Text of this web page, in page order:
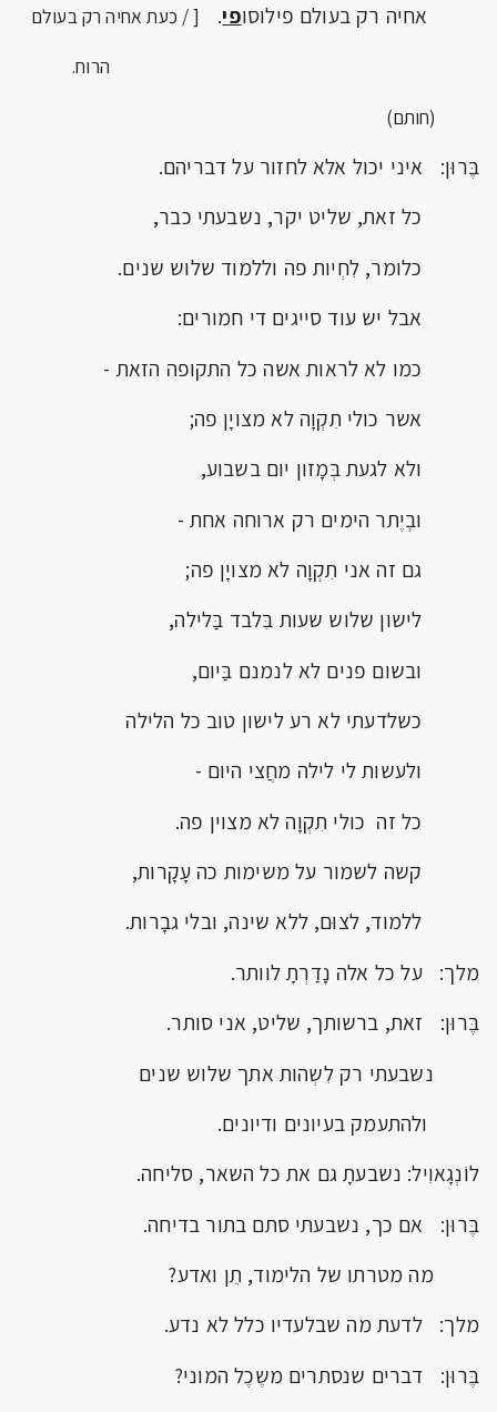
אחיה רק בעולם פילוסופי. [ / כעת אחיהרק בעולם
הרוח.
(חותם)
בֶּרוּן: איני יכול אלא לחזור על דבריהם.
כל זאת, שליט יקר, נשבעתי כבר,
כלומר, לִחְיות פה וללמוד שלוש שנים.
אבל יש עוד סייגים די חמורים:
כמו לא לראות אשה כל התקופה הזאת -
אשר כולי תִקְוָה לא מצויָן פה;
ולא לגעת בְּמָזון יום בשבוע,
ובְיֶתר הימים רק ארוחה אחת -
גם זה אני תִקְוָה לא מצויָן פה;
לישון שלוש שעות בִּלבד בַּלילה,
ובשום פנים לא לנמנם בַּיום,
כשלדעתי לא רע לישון טוב כל הלילה
ולעשות לי לילה מחֲצי היום -
כל זה כולי תִקְוָה לא מצוין פה.
קשה לשמור על משימות כה עָקָרות,
ללמוד, לצוּם, ללא שינה, ובלי גבָרות.
מלך: על כל אלה נָדַרְתָ לוותר.
בֶּרוּן: זאת, ברשותך, שליט, אני סותר.
נשבעתי רק לִשְהות אתך שלוש שנים
ולהתעמק בעיונים ודיונים.
לוֹנְגָאוִיל: נשבעתָ גם את כל השאר, סליחה.
בֶּרוּן: אם כך, נשבעתי סתם בתור בדיחה.
מה מטרתו של הלימוד, תֵן ואדע?
מלך: לדעת מה שבלעדיו כלל לא נדע.
בֶּרוּן: דברים שנסתרים משֶכֶל המוני?